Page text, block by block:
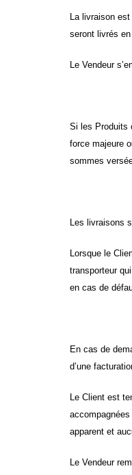
La livraison
seront livrés
Le Vendeur
Si les Produits
force majeure
sommes
Les livraisons
Lorsque le
transporteur
en cas de
En cas de
d’une
Le Client est
apparent et
Le Vendeur